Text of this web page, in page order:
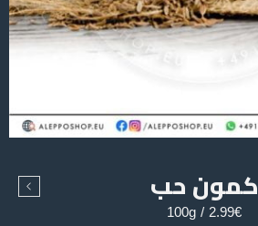
كمون حب
2.99€ / 100g